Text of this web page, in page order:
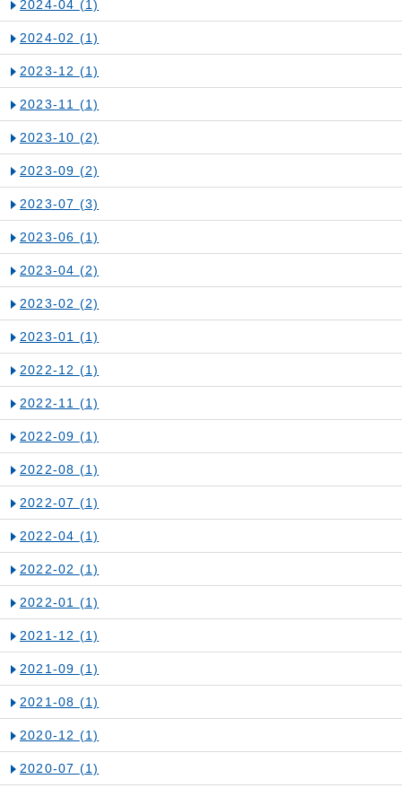
2024-04 (1)
2024-02 (1)
2023-12 (1)
2023-11 (1)
2023-10 (2)
2023-09 (2)
2023-07 (3)
2023-06 (1)
2023-04 (2)
2023-02 (2)
2023-01 (1)
2022-12 (1)
2022-11 (1)
2022-09 (1)
2022-08 (1)
2022-07 (1)
2022-04 (1)
2022-02 (1)
2022-01 (1)
2021-12 (1)
2021-09 (1)
2021-08 (1)
2020-12 (1)
2020-07 (1)